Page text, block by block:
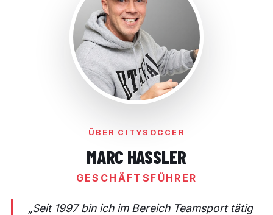
ÜBER CITYSOCCER
MARC HASSLER
GESCHÄFTSFÜHRER
„Seit 1997 bin ich im Bereich Teamsport tätig